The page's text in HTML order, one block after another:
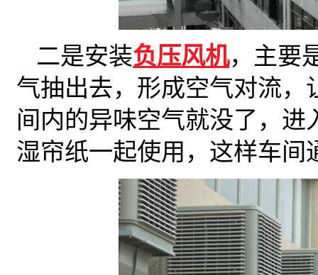
二是安装负压风机，主要
气抽出去，形成空气对流
间内的异味空气就没了，
湿帘纸一起使用，这样车